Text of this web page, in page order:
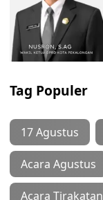
Tag Populer
17 Agustus
Acara Agustus
Acara Tirakatan